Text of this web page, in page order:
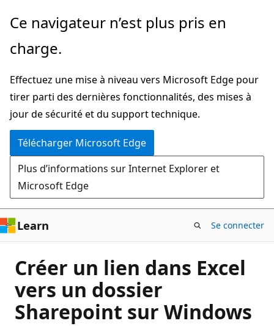
Passer
directement
au
principal
Ce navigateur n’est plus pris en
charge.
Effectuez une mise à niveau vers Microsoft Edge pour
tirer parti des dernières fonctionnalités, des mises à
jour de sécurité et du support technique.
Télécharger Microsoft Edge
Plus d’informations sur Internet Explorer et
Microsoft Edge
Learn Se connecter
Créer un lien dans Excel
vers un dossier
Sharepoint sur Windows